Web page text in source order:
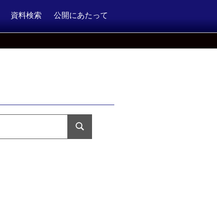
資料検索 公開にあたって
検
索